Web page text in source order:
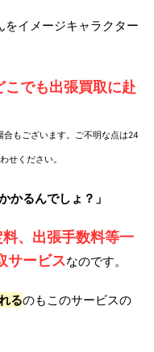
イメージキャラクター
こでも出張買取に赴
もございます。ご不明な点は24
せください。
かるんでしょ？」
、出張手数料等一
サービスなのです。
るのもこのサービスの